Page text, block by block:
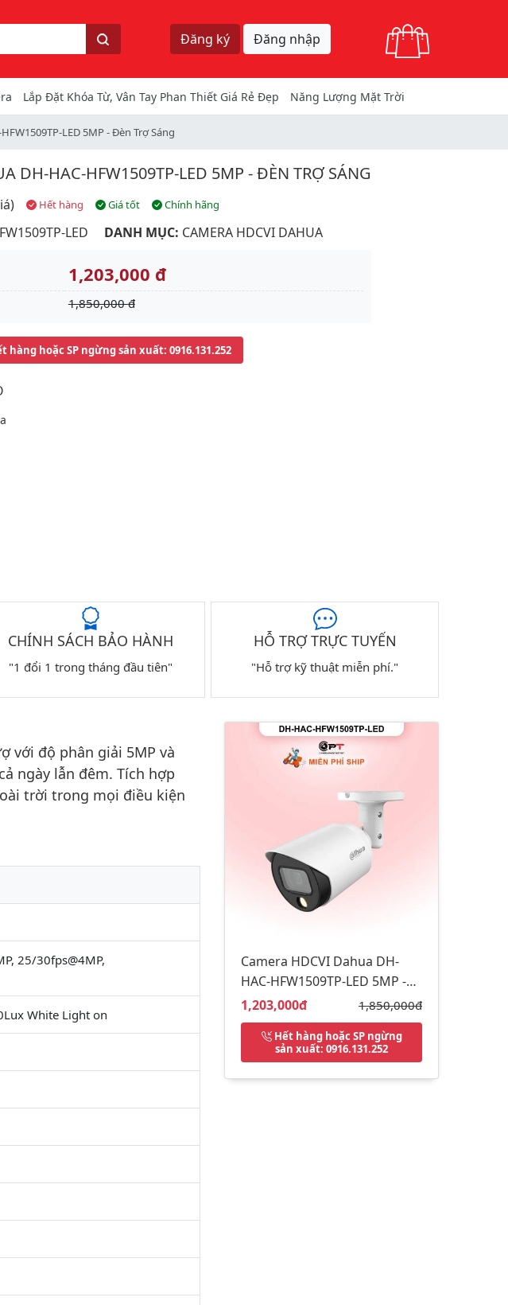
Tìm kiếm
Đăng ký Đăng nhập
Lắp Đặt Khóa Từ, Vân Tay Phan Thiết Giá Rẻ Đẹp Năng Lượng Mặt Trời
LED 5MP - Đèn Trợ Sáng
DH-HAC-HFW1509TP-LED 5MP - ĐÈN TRỢ SÁNG
) Hết hàng Giá tốt Chính hãng
LED DANH MỤC: CAMERA HDCVI DAHUA
1,203,000 đ
1,850,000 đ
hàng hoặc SP ngừng sản xuất: 0916.131.252
CHÍNH SÁCH BẢO HÀNH
"1 đổi 1 trong tháng đầu tiên"
HỖ TRỢ TRỰC TUYẾN
"Hỗ trợ kỹ thuật miễn phí."
với độ phân giải 5MP và
ngày lẫn đêm. Tích hợp
trời trong mọi điều kiện
25/30fps@4MP,
White Light on
Camera HDCVI Dahua DH-
HAC-HFW1509TP-LED 5MP -
đèn trợ sáng
Giá bán:
1,203,000đ Giá gốc:
1,850,000đ
Hết hàng hoặc SP ngừng
sản xuất: 0916.131.252